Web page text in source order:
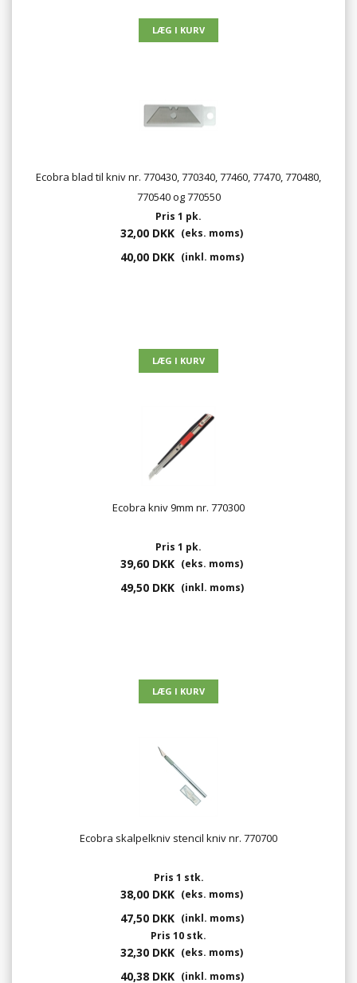
Ecobra blad til kniv nr. 770430, 770340, 77460, 77470, 770480,
770540 og 770550
Pris 1 pk.
32,00 DKK (eks. moms)
40,00 DKK (inkl. moms)
Ecobra kniv 9mm nr. 770300
Pris 1 pk.
39,60 DKK (eks. moms)
49,50 DKK (inkl. moms)
Ecobra skalpelkniv stencil kniv nr. 770700
Pris 1 stk.
38,00 DKK (eks. moms)
47,50 DKK (inkl. moms)
Pris 10 stk.
32,30 DKK (eks. moms)
40,38 DKK (inkl. moms)